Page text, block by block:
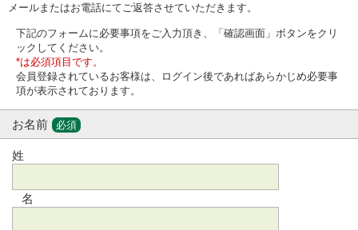
メールまたはお電話にてご返答させていただきます。
下記のフォームに必要事項をご入力頂き、「確認画面」ボタンをクリ
ックしてください。
*は必須項目です。
会員登録されているお客様は、ログイン後であればあらかじめ必要事
項が表示されております。
お名前 必須
姓
名